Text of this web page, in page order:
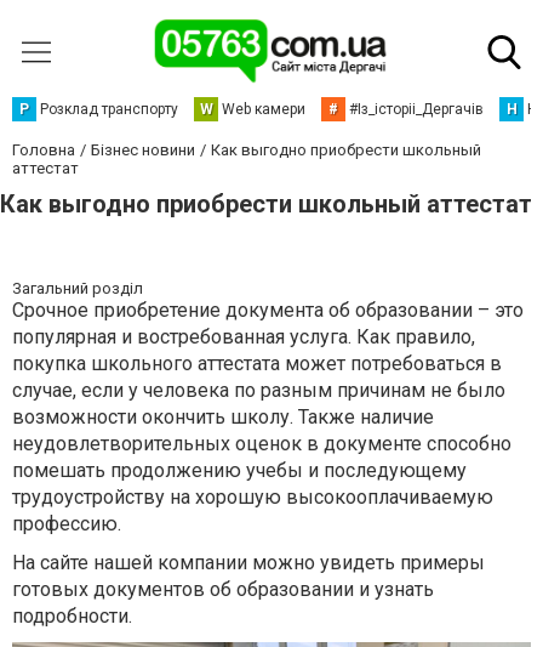
Р Розклад транспорту W Web камери # #Із_історіі_Дергачів Н
Головна Бізнес новини
Как выгодно приобрести школьный
аттестат
Как выгодно приобрести школьный аттестат
Загальний розділ
Срочное приобретение документа об образовании – это
популярная и востребованная услуга. Как правило,
покупка школьного аттестата может потребоваться в
случае, если у человека по разным причинам не было
возможности окончить школу. Также наличие
неудовлетворительных оценок в документе способно
помешать продолжению учебы и последующему
трудоустройству на хорошую высокооплачиваемую
профессию.
На сайте нашей компании можно увидеть примеры
готовых документов об образовании и узнать
подробности.